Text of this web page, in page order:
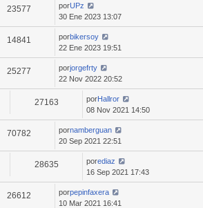
23577 porUPz
30 Ene 2023 13:07
14841 porbikersoy
22 Ene 2023 19:51
25277 porjorgefrty
22 Nov 2022 20:52
27163 porHallror
08 Nov 2021 14:50
70782 pornamberguan
20 Sep 2021 22:51
28635 porediaz
16 Sep 2021 17:43
26612 porpepinfaxera
10 Mar 2021 16:41